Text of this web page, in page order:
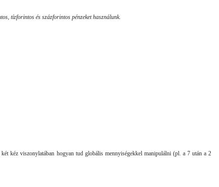
tízforintos és százforintos pénzeket használunk.
kéz viszonyla­tában hogyan tud globális mennyiségekkel manipulálni (pl. a 7 után a 2